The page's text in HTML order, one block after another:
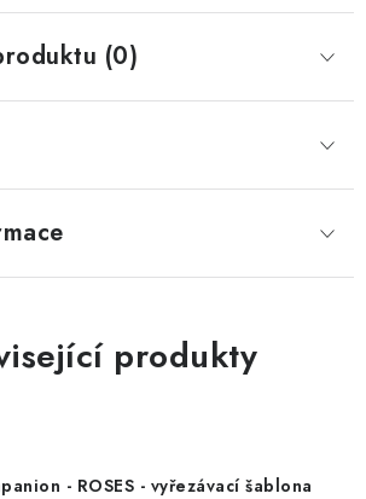
(0)
produkty
- ROSES - vyřezávací šablona